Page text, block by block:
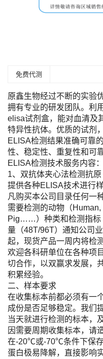
免费代测
原鑫生物经过不断的实验
拥有专业的研发团队。利
elisa试剂盒，能对血清及
特异性抗体。优质的试剂
ELISA检测结果准确可靠
性、稳定性、重复性和可
ELISA检测技术服务内容：
1、双抗体夹心法检测抗
提供各种ELISA技术进行样
凡购买本公司目录任何一
需要检测的动物（
Pig……）种类和检测指标
量（48T/96T）通知公司
起，现货产品一周内将检
欢迎各科研单位在各种项
切合作，以双赢求发展，
积累经验。
二、样本要求
在收集标本前都必须有一
成份是否足够稳定。我们
当天就进行检测的标本，
因需要周期收集标本，请
在-20℃或-70℃条件下保存
蛋白极易降解，直接影响